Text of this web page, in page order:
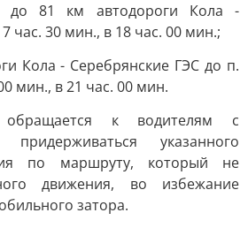
81 км автодороги Кола -
час. 30 мин., в 18 час. 00 мин.;
Кола - Серебрянские ГЭС до п.
мин., в 21 час. 00 мин.
обращается к водителям с
указанного
по маршруту, который не
движения, во избежание
затора.